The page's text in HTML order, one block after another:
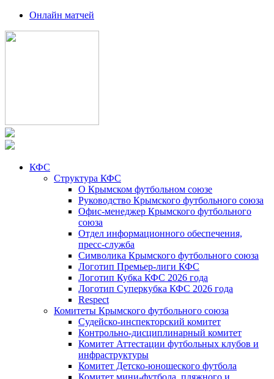
Онлайн матчей
КФС
Структура КФС
О Крымском футбольном союзе
Руководство Крымского футбольного союза
Офис-менеджер Крымского футбольного
союза
Отдел информационного обеспечения,
пресс-служба
Символика Крымского футбольного союза
Логотип Премьер-лиги КФС
Логотип Кубка КФС 2026 года
Логотип Суперкубка КФС 2026 года
Respect
Комитеты Крымского футбольного союза
Судейско-инспекторский комитет
Контрольно-дисциплинарный комитет
Комитет Аттестации футбольных клубов и
инфраструктуры
Комитет Детско-юношеского футбола
Комитет мини-футбола, пляжного и